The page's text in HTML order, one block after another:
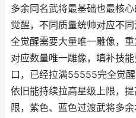
多余同名武将最基础也最核
觉醒，不同质量统帅对应不
全觉醒需要大量唯一雕像，
对应数量唯一雕像，填补技
口，已经拉满55555完全觉
依旧能持续拉高星级上限，
限，紫色、蓝色过渡武将多